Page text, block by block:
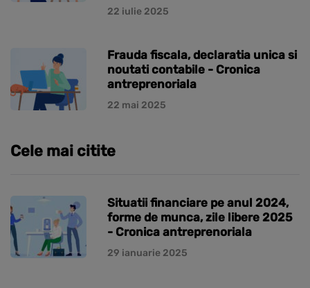
22 iulie 2025
Frauda fiscala, declaratia unica si
noutati contabile - Cronica
antreprenoriala
22 mai 2025
Cele mai citite
Situatii financiare pe anul 2024,
forme de munca, zile libere 2025
- Cronica antreprenoriala
29 ianuarie 2025